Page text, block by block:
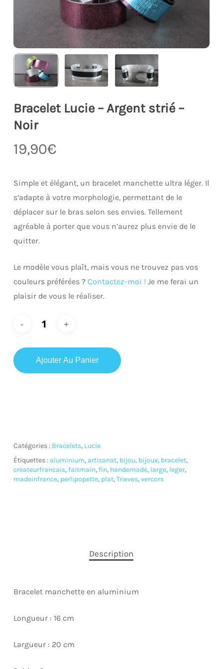
Bracelet Lucie – Argent strié –
Noir
19,90€
Simple et élégant, un bracelet manchette ultra léger. Il
s’adapte à votre morphologie, permettant de le
déplacer sur le bras selon ses envies. Tellement
agréable à porter que vous n’aurez plus envie de le
quitter.
Le modèle vous plaît, mais vous ne trouvez pas vos
couleurs préférées ? Contactez-moi ! Je me ferai un
plaisir de vous le réaliser.
Ajouter Au Panier
Catégories : Bracelets, Lucie
Étiquettes : aluminium, artisanat, bijou, bijoux, bracelet,
createurfrancais,faitmain,fin, handemade, large, leger,
madeinfrance, perlipopette, plat,Trieves,vercors
Description
Bracelet manchette en aluminium
Longueur : 16 cm
Largueur : 20 cm